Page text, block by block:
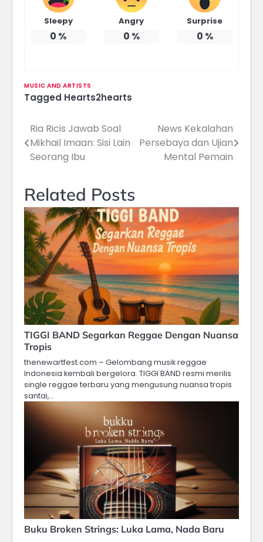
Sleepy
0 %
Angry
0 %
Surprise
0 %
MUSIC AND ARTISTS
Tagged Hearts2hearts
Navigasi
pos
Ria Ricis Jawab Soal
Mikhail Imaan: Sisi Lain
Seorang Ibu
News Kekalahan
Persebaya dan Ujian
Mental Pemain
Related Posts
TIGGI BAND Segarkan Reggae Dengan Nuansa
Tropis
thenewartfest.com – Gelombang musik reggae
Indonesia kembali bergelora. TIGGI BAND resmi merilis
single reggae terbaru yang mengusung nuansa tropis
santai,…
Buku Broken Strings: Luka Lama, Nada Baru